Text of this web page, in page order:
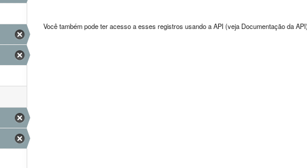
Você também pode ter acesso a esses registros usando aAPI(veja Documentação da API